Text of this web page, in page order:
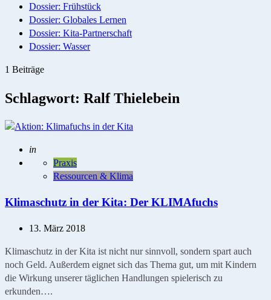
Dossier: Frühstück
Dossier: Globales Lernen
Dossier: Kita-Partnerschaft
Dossier: Wasser
1 Beiträge
Schlagwort: Ralf Thielebein
Geschrieben
in
Praxis
Ressourcen & Klima
Klimaschutz in der Kita: Der KLIMAfuchs
13. März 2018
Klimaschutz in der Kita ist nicht nur sinnvoll, sondern spart auch
noch Geld. Außerdem eignet sich das Thema gut, um mit Kindern
die Wirkung unserer täglichen Handlungen spielerisch zu
erkunden….